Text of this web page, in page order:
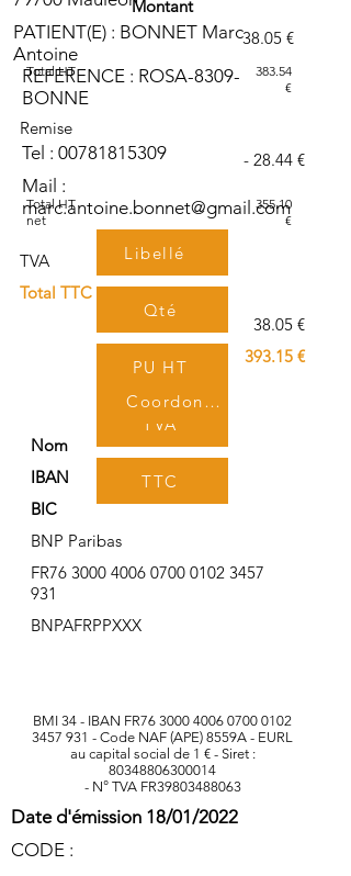
PATIENT(E) : BONNET Marc
Antoine
REFERENCE : ROSA-8309-
BONNE
Tel : 00781815309
Mail :
marc.antoine.bonnet@gmail.com
Libellé
Qté
PU HT
TVA
TTC
Montant
38.05 €
Total HT
383.54
€
Remise
- 28.44 €
Total HT
net
355.10
€
TVA
Total TTC
38.05 €
393.15 €
Coordonnées bancaires
Nom
IBAN
BIC
BNP Paribas
FR76 3000 4006 0700 0102 3457
931
BNPAFRPPXXX
BMI 34 - IBAN FR76 3000 4006 0700 0102
3457 931 - Code NAF (APE) 8559A - EURL
au capital social de 1 € - Siret :
80348806300014
- N° TVA FR39803488063
Date d'émission 18/01/2022
CODE :